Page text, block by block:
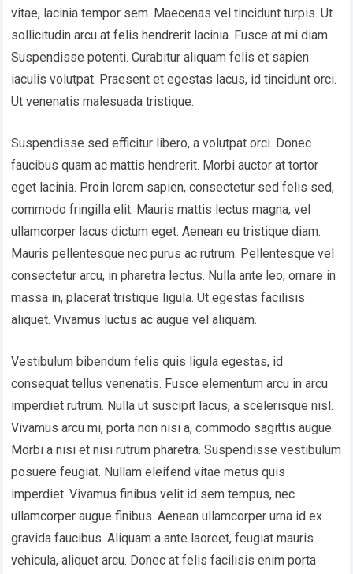
vitae, lacinia tempor sem. Maecenas vel tincidunt turpis. Ut
sollicitudin arcu at felis hendrerit lacinia. Fusce at mi diam.
Suspendisse potenti. Curabitur aliquam felis et sapien
iaculis volutpat. Praesent et egestas lacus, id tincidunt orci.
Ut venenatis malesuada tristique.
Suspendisse sed efficitur libero, a volutpat orci. Donec
faucibus quam ac mattis hendrerit. Morbi auctor at tortor
eget lacinia. Proin lorem sapien, consectetur sed felis sed,
commodo fringilla elit. Mauris mattis lectus magna, vel
ullamcorper lacus dictum eget. Aenean eu tristique diam.
Mauris pellentesque nec purus ac rutrum. Pellentesque vel
consectetur arcu, in pharetra lectus. Nulla ante leo, ornare in
massa in, placerat tristique ligula. Ut egestas facilisis
aliquet. Vivamus luctus ac augue vel aliquam.
Vestibulum bibendum felis quis ligula egestas, id
consequat tellus venenatis. Fusce elementum arcu in arcu
imperdiet rutrum. Nulla ut suscipit lacus, a scelerisque nisl.
Vivamus arcu mi, porta non nisi a, commodo sagittis augue.
Morbi a nisi et nisi rutrum pharetra. Suspendisse vestibulum
posuere feugiat. Nullam eleifend vitae metus quis
imperdiet. Vivamus finibus velit id sem tempus, nec
ullamcorper augue finibus. Aenean ullamcorper urna id ex
gravida faucibus. Aliquam a ante laoreet, feugiat mauris
vehicula, aliquet arcu. Donec at felis facilisis enim porta